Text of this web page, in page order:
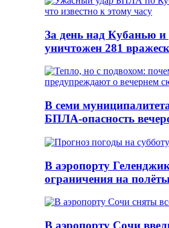
За день над Кубанью и
уничтожен 281
В семи
БПЛА-опасность
В аэропорту
ограничения на
В аэропорту Сочи